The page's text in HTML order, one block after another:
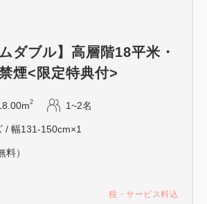
付きの独立型バスルームで
には「Refa」もしくは「ミラブル
ヘッドを設置
ム限定のアメニティ/備品～
肌精アメニティでしっかりスキンケ
税・サービス料込
ダブル】高層階18平米・
煙<限定特典付>
2 1~2名
/ 幅131-150cm×1
）